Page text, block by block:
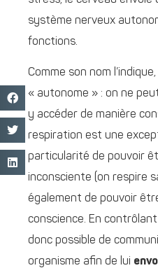
système nerveux
fonctions.
Comme son nom
« autonome » : on ne
y accéder de manière
respiration est une
particularité de pouvoir
inconsciente (on respire
également de pouvoir
conscience. En
donc possible de
organisme afin de lui